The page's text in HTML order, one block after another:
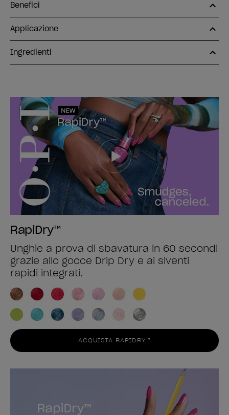
Benefici
Applicazione
Ingredienti
RapiDry™
Unghie a prova di sbavatura in 60 secondi
grazie allo gocce Drip Dry e ai slventi
rapidi integrati.
ACQUISTA RAPIDRY™